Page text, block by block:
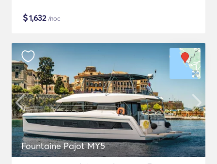
$1,632/noc
Fountaine Pajot MY5